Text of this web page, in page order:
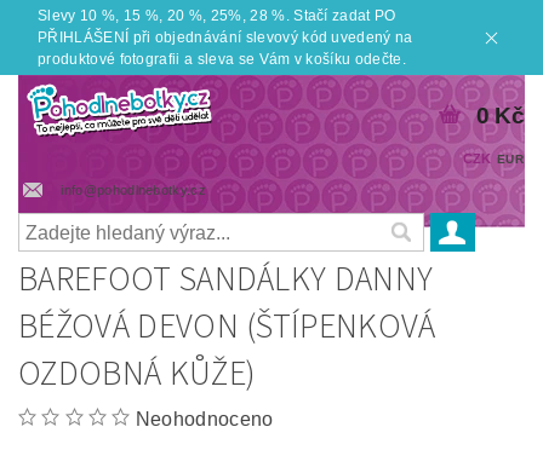
Slevy 10 %, 15 %, 20 %, 25%, 28 %. Stačí zadat PO
PŘIHLÁŠENÍ při objednávání slevový kód uvedený na
produktové fotografii a sleva se Vám v košíku odečte.
info@pohodlnebotky.cz
CZK EUR
0 Kč
BAREFOOT SANDÁLKY DANNY
BÉŽOVÁ DEVON (ŠTÍPENKOVÁ
OZDOBNÁ KŮŽE)
Neohodnoceno